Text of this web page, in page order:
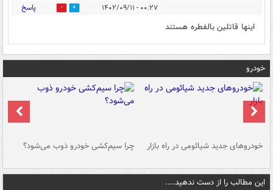
۰۰:۲۷ - ۱۴۰۲/۰۹/۱۱ 0 پاسخ
اینها قاتلین بالفطره هستند
خودرو
خودروهای جدید شیائومی در راه بازار چرا سیم‌کشی خودرو ذوب می‌شود؟
این مطالب را از دست ندهید....